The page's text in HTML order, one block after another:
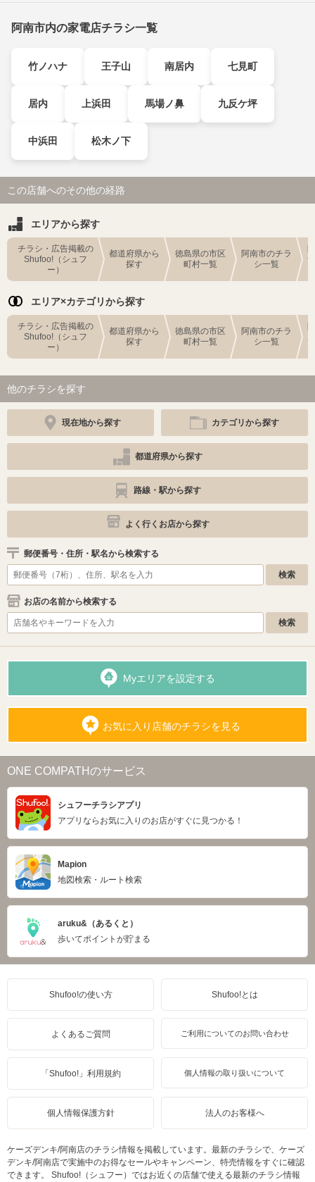
阿南市内の家電店チラシ一覧
竹ノハナ 王子山 南居内 七見町
居内 上浜田 馬場ノ鼻 九反ケ坪
中浜田 松木ノ下
この店舗へのその他の経路
エリアから探す
チラシ・広告掲載の
Shufoo!（シュフ
ー）
都道府県から
探す
徳島県の市区
町村一覧
阿南市のチラ
シ一覧
エリア×カテゴリから探す
チラシ・広告掲載の
Shufoo!（シュフ
ー）
都道府県から
探す
徳島県の市区
町村一覧
阿南市のチラ
シ一覧
他のチラシを探す
現在地から探す カテゴリから探す
都道府県から探す
路線・駅から探す
よく行くお店から探す
郵便番号・住所・駅名から検索する
お店の名前から検索する
Myエリアを設定する
お気に入り店舗のチラシを見る
ONE COMPATHのサービス
シュフーチラシアプリ
アプリならお気に入りのお店がすぐに見つかる！
Mapion
地図検索・ルート検索
aruku&（あるくと）
歩いてポイントが貯まる
Shufoo!の使い方 Shufoo!とは
よくあるご質問 ご利用についてのお問い合わせ
「Shufoo!」利用規約 個人情報の取り扱いについて
個人情報保護方針 法人のお客様へ
ケーズデンキ/阿南店のチラシ情報を掲載しています。最新のチラシで、ケーズ
デンキ/阿南店で実施中のお得なセールやキャンペーン、特売情報をすぐに確認
できます。 Shufoo!（シュフー）ではお近くの店舗で使える最新のチラシ情報